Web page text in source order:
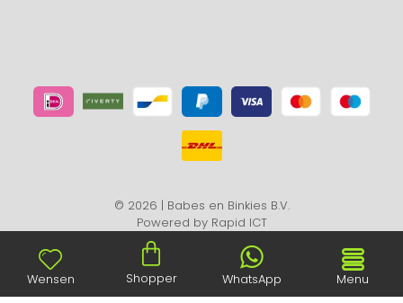
© 2026 | Babes en Binkies B.V.
Powered by Rapid ICT
Wensen Shopper WhatsApp Menu